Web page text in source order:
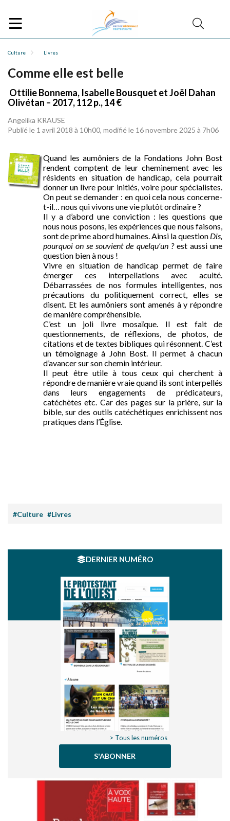
Culture Livres
Comme elle est belle
Ottilie Bonnema, Isabelle Bousquet et Joël Dahan
Olivétan – 2017, 112 p., 14 €
Angelika KRAUSE
Publié le 1 avril 2018 à 10h00, modifié le 16 novembre 2025 à 7h06
Quand les aumôniers de la Fondations John Bost
rendent comptent de leur cheminement avec les
résidents en situation de handicap, cela pourrait
donner un livre pour initiés, voire pour spécialistes.
On peut se demander : en quoi cela nous concerne-
t-il… nous qui vivons une vie plutôt ordinaire ?
Il y a d’abord une conviction : les questions que
nous nous posons, les expériences que nous faisons,
sont de prime abord humaines. Ainsi la question Dis,
pourquoi on se souvient de quelqu’un ?est aussi une
question bien à nous !
Vivre en situation de handicap permet de faire
émerger ces interpellations avec acuité.
Débarrassées de nos formules intelligentes, nos
précautions du politiquement correct, elles se
disent. Et les aumôniers sont amenés à y répondre
de manière compréhensible.
C’est un joli livre mosaïque. Il est fait de
questionnements, de réflexions, de photos, de
citations et de textes bibliques qui résonnent. C’est
un témoignage à John Bost. Il permet à chacun
d’avancer sur son chemin intérieur.
Il peut être utile à tous ceux qui cherchent à
répondre de manière vraie quand ils sont interpellés
dans leurs engagements de prédicateurs,
catéchètes etc. Car des pages sur la prière, sur la
bible, sur des outils catéchétiques enrichissent nos
pratiques dans l’Église.
#Culture #Livres
DERNIER NUMÉRO
> Tous les numéros
S'ABONNER